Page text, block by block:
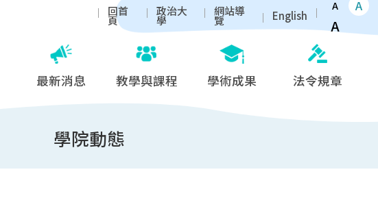
回首
頁
政治大
學
網站導
覽 English
A A
A
最新消息 教學與課程 學術成果 法令規章
學院動態